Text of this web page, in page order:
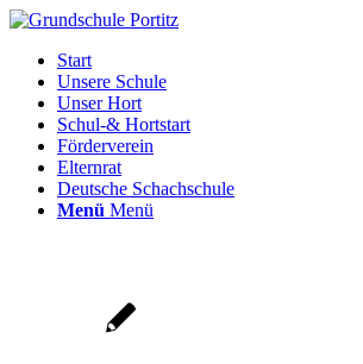
Start
Unsere Schule
Unser Hort
Schul-& Hortstart
Förderverein
Elternrat
Deutsche Schachschule
Menü Menü